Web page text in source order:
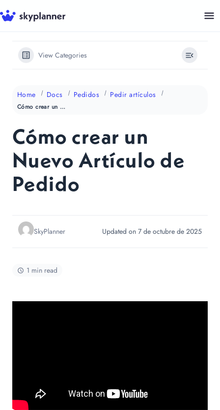
Saltar
al
View Categories
Home Docs Pedidos Pedir artículos
Cómo crear un Nuevo Artículo de Pedido
Cómo crear un
Nuevo Artículo de
Pedido
SkyPlanner Updated on 7 de octubre de 2025
1 min read